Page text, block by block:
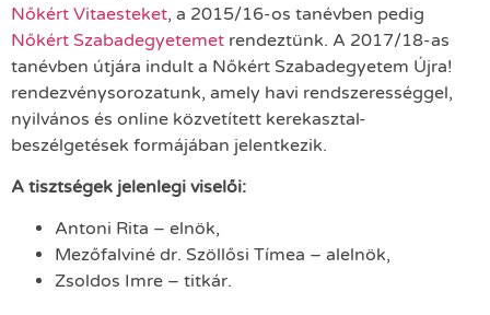
Nőkért Vitaesteket, a 2015/16-os tanévben pedig
Nőkért Szabadegyetemet rendeztünk. A 2017/18-as
tanévben útjára indult a Nőkért Szabadegyetem Újra!
rendezvénysorozatunk, amely havi rendszerességgel,
nyilvános és online közvetített kerekasztal-
beszélgetések formájában jelentkezik.
A tisztségek jelenlegi viselői:
Antoni Rita – elnök,
Mezőfalviné dr. Szöllősi Tímea – alelnök,
Zsoldos Imre – titkár.